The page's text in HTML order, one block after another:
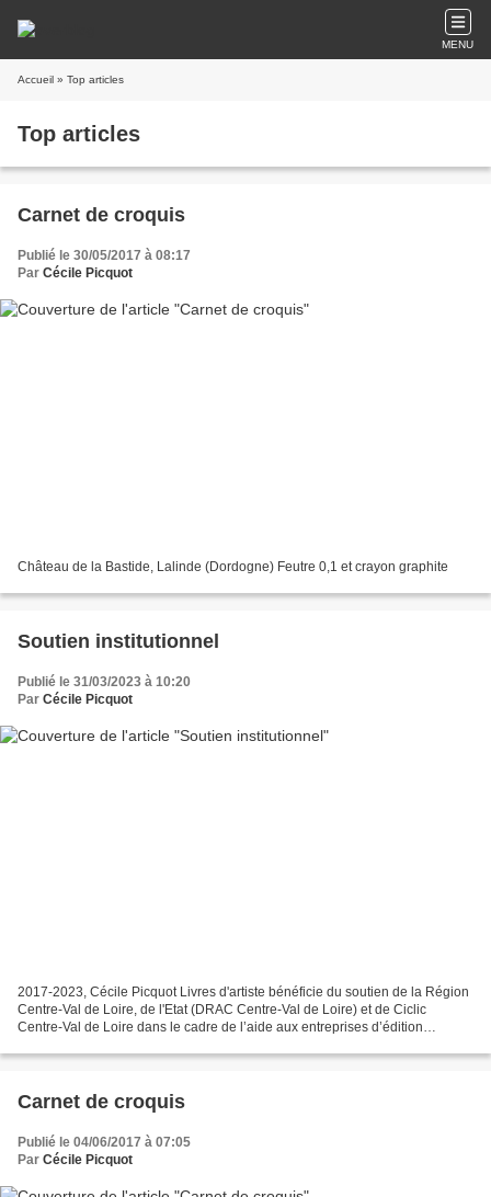
MENU
Accueil » Top articles
Top articles
Carnet de croquis
Publié le 30/05/2017 à 08:17
Par Cécile Picquot
Château de la Bastide, Lalinde (Dordogne) Feutre 0,1 et crayon graphite
Soutien institutionnel
Publié le 31/03/2023 à 10:20
Par Cécile Picquot
2017-2023, Cécile Picquot Livres d'artiste bénéficie du soutien de la Région
Centre-Val de Loire, de l'Etat (DRAC Centre-Val de Loire) et de Ciclic
Centre-Val de Loire dans le cadre de l’aide aux entreprises d’édition
Carnet de croquis
Publié le 04/06/2017 à 07:05
Par Cécile Picquot